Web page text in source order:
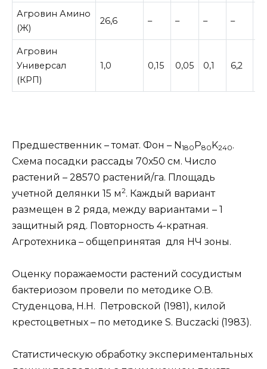
Агровин Амино
(Ж)
26,6 – – – –
Агровин
Универсал
(КРП)
1,0 0,15 0,05 0,1 6,2
Предшественник – томат. Фон – N180P80K240.
Схема посадки рассады 70х50 см. Число
растений – 28570 растений/га. Площадь
учетной делянки 15 м2. Каждый вариант
размещен в 2 ряда, между вариантами – 1
защитный ряд. Повторность 4-кратная.
Агротехника – общепринятая для НЧ зоны.
Оценку поражаемости растений сосудистым
бактериозом провели по методике О.В.
Студенцова, Н.Н. Петровской (1981), килой
крестоцветных – по методике S. Buczacki (1983).
Статистическую обработку экспериментальных